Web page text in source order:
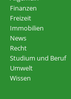
Finanzen
Freizeit
Immobilien
News
Recht
Studium und Beruf
Umwelt
Wissen